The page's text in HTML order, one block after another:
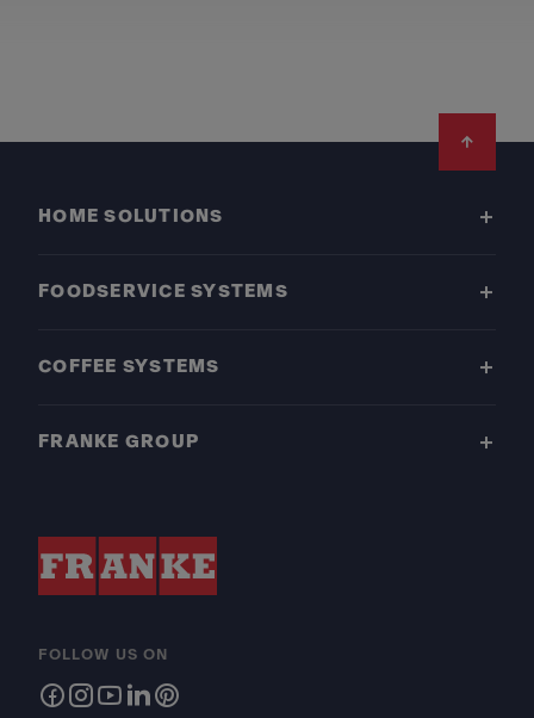
HOME SOLUTIONS
FOODSERVICE SYSTEMS
COFFEE SYSTEMS
FRANKE GROUP
FOLLOW US ON